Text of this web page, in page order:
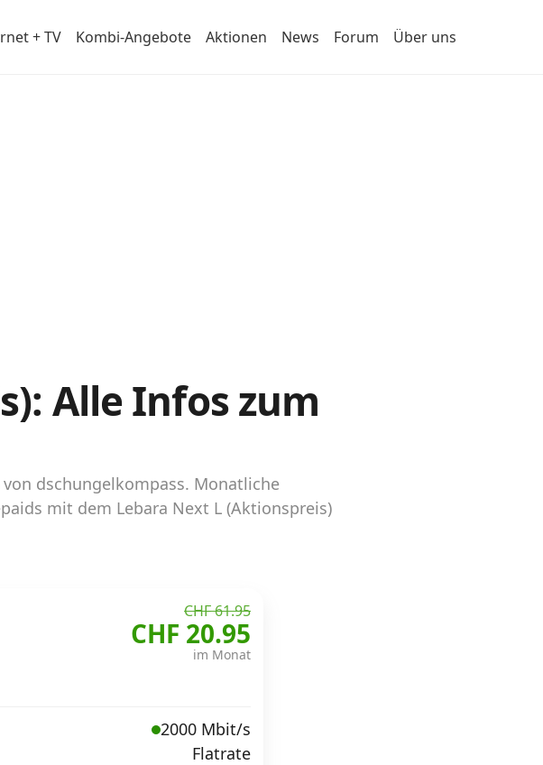
+ TV Kombi-Angebote Aktionen News Forum Über uns
Alle Infos zum
dschungelkompass. Monatliche
mit dem Lebara Next L (Aktionspreis)
CHF 61.95
CHF 20.95
im Monat
2000 Mbit/s
Flatrate